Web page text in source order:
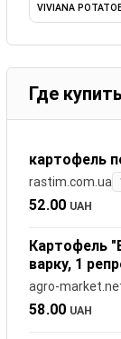
VIVIANA
Где купить
картофель
rastim.com.ua
52.00 UAH
Картофель
варку, 1
agro-
58.00 UAH